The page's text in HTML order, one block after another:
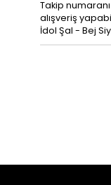
Takip
alışveriş
İdol Şal - Bej